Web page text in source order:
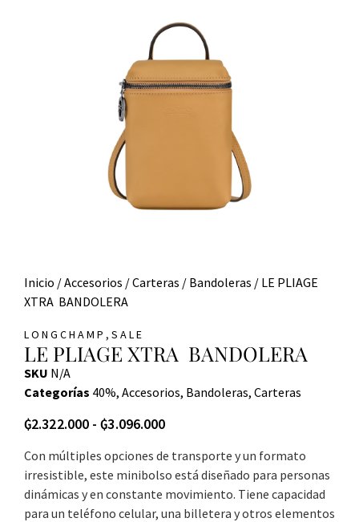
Inicio /Accesorios /Carteras / Bandoleras / LE PLIAGE
XTRA BANDOLERA
LONGCHAMP , SALE
LE PLIAGE XTRA BANDOLERA
SKU N/A
Categorías 40%, Accesorios, Bandoleras, Carteras
₲2.322.000 - ₲3.096.000
Con múltiples opciones de transporte y un formato
irresistible, este minibolso está diseñado para personas
dinámicas y en constante movimiento. Tiene capacidad
para un teléfono celular, una billetera y otros elementos